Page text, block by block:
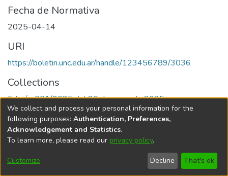
Fecha de Normativa
2025-04-14
URI
https://boletin.unc.edu.ar/handle/123456789/3036
Collections
Edición 001/2025 del 26 de mayo de 2025
Universidad Nacional de Córdoba
We collect and process your personal information for the
following purposes: Authentication, Preferences,
Acknowledgement and Statistics.
To learn more, please read our privacy policy.
Customize Decline That's ok